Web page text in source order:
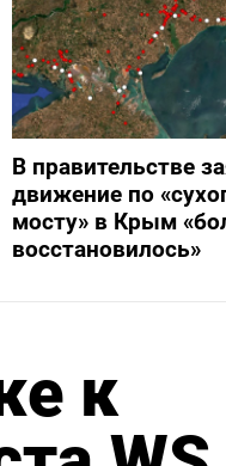
В правительстве
движение по
мосту» в Крым
восстановилось»
к